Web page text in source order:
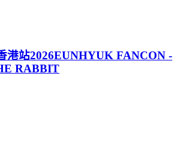
港站2026EUNHYUK FANCON -
RABBIT